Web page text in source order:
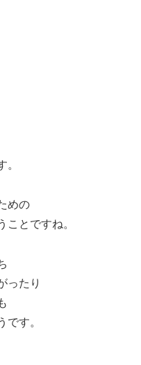
。
めの
ことですね。
ったり
です。